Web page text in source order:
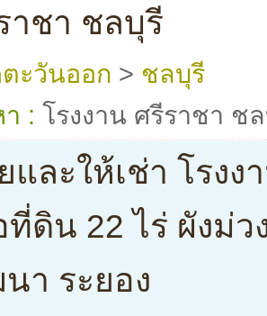
าชา ชลบุรี
ะวันออก > ชลบุรี
: โรงงาน ศรีราชา ช
และให้เช่า โรง
ที่ดิน 22 ไร่ ผังม่
า ระยอง